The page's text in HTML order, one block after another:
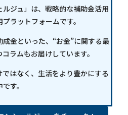
ルジュ」は、戦略的な補助金活用
ラットフォームです。
金といった、“お金”に関する最
ラムもお届けしています。
はなく、生活をより豊かにする
す。